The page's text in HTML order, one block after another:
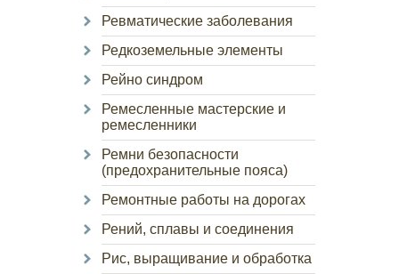
Ревматические заболевания
Редкоземельные элементы
Рейно синдром
Ремесленные мастерские и
ремесленники
Ремни безопасности
(предохранительные пояса)
Ремонтные работы на дорогах
Рений, сплавы и соединения
Рис, выращивание и обработка